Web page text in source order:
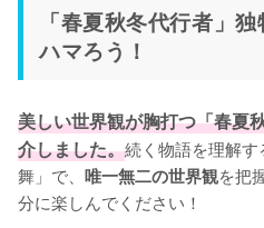
「春夏秋冬代行者」
ハマろう！
美しい世界観が胸打つ「春夏
介しました。続く物語を理解
舞」で、 唯一無二の世界観を把
分に楽しんでください！